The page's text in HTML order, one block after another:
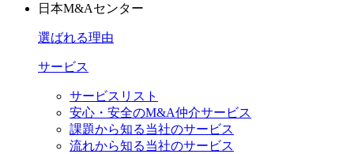
日本M&Aセンター
選ばれる理由
サービス
サービスリスト
安心・安全のM&A仲介サービス
課題から知る当社のサービス
流れから知る当社のサービス